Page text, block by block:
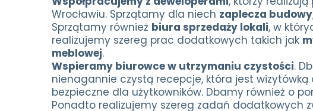
Wrocławiu. Sprzątamy dla niech zaplecza budowy
Sprzątamy również biura sprzedaży lokali, w
realizujemy szereg prac dodatkowych takich jak
meblowej.
Wspieramy biurowce w utrzymaniu czystości.
nienagannie czystą recepcje, która jest
bezpieczne dla użytkowników. Dbamy również o
Ponadto realizujemy szereg zadań dodatkowych